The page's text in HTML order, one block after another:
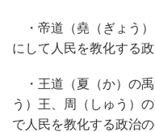
・帝道（堯（ぎょう
にして人民を教化する
・王道（夏（か）の禹
う）王、周（しゅう）
で人民を教化する政治